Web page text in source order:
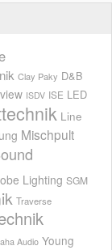
Clay Paky D&B
ISDV ISE LED
Line
Mischpult
Lighting SGM
Traverse
Audio Young